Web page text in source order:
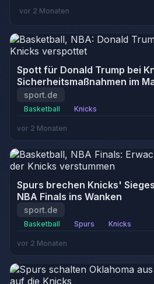
vor 2 Monaten
Spott für Donald Trump bei
Sicherheitsmaßnahmen im
sport.de
Basketball Knicks
vor 2 Monaten
Spurs brechen Knicks'
NBA Finals ins Wanken
sport.de
Basketball Spurs Knicks
vor 2 Monaten